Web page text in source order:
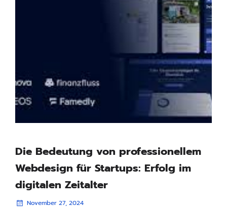
Die Bedeutung von professionellem
Webdesign für Startups: Erfolg im
digitalen Zeitalter
November 27, 2024